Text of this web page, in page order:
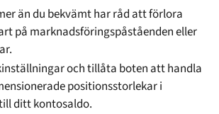
än du bekvämt har råd att förlora
på marknadsföringspåståenden eller
och tillåta boten att handla
positionsstorlekar i
ditt kontosaldo.